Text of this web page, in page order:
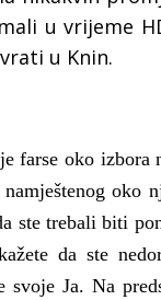
u vrijeme
vrati u Knin.
farse oko izbora
oko
ste trebali biti
da ste
svoje Ja. Na